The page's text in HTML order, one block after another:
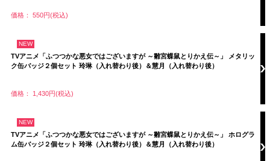
価格： 550円(税込)
NEW
TVアニメ「ふつつかな悪女ではございますが ～雛宮蝶鼠とりかえ伝～」 メタリッ
ク缶バッジ２個セット 玲琳（入れ替わり後）＆慧月（入れ替わり後）
価格： 1,430円(税込)
NEW
TVアニメ「ふつつかな悪女ではございますが ～雛宮蝶鼠とりかえ伝～」 ホログラ
ム缶バッジ２個セット 玲琳（入れ替わり後）＆慧月（入れ替わり後）